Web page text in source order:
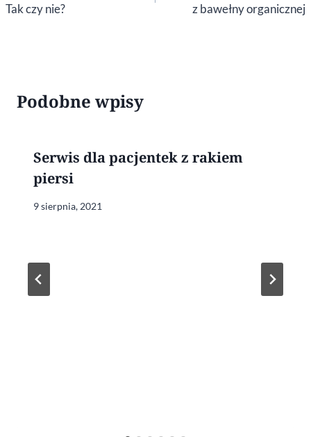
Tak czy nie? z bawełny organicznej
Podobne wpisy
Serwis dla pacjentek z rakiem
piersi
9 sierpnia, 2021